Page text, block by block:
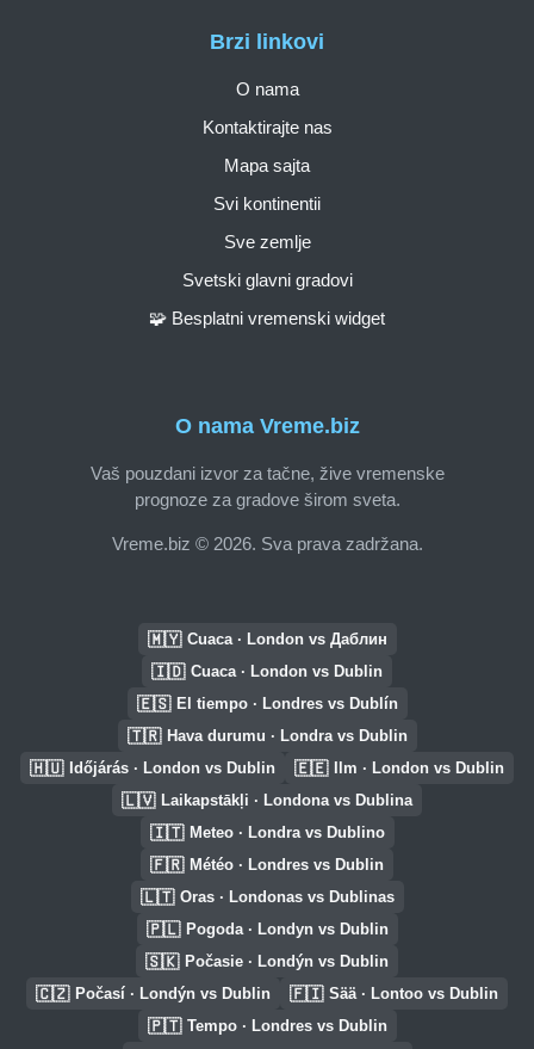
O nama Vreme.biz
Vaš pouzdani izvor za tačne, žive vremenske
prognoze za gradove širom sveta.
Vreme.biz © 2026. Sva prava zadržana.
Brzi linkovi
O nama
Kontaktirajte nas
Mapa sajta
Svi kontinentii
Sve zemlje
Svetski glavni gradovi
🧩 Besplatni vremenski widget
🇲🇾 Cuaca · London vs Даблин
🇮🇩 Cuaca · London vs Dublin
🇪🇸 El tiempo · Londres vs Dublín
🇹🇷 Hava durumu · Londra vs Dublin
🇭🇺 Időjárás · London vs Dublin 🇪🇪 Ilm · London vs Dublin
🇱🇻 Laikapstākļi · Londona vs Dublina
🇮🇹 Meteo · Londra vs Dublino
🇫🇷 Météo · Londres vs Dublin
🇱🇹 Oras · Londonas vs Dublinas
🇵🇱 Pogoda · Londyn vs Dublin
🇸🇰 Počasie · Londýn vs Dublin
🇨🇿 Počasí · Londýn vs Dublin 🇫🇮 Sää · Lontoo vs Dublin
🇵🇹 Tempo · Londres vs Dublin